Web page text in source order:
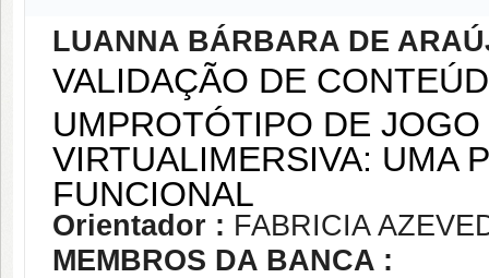
LUANNA BÁRBARA DE
VALIDAÇÃO DE
UMPROTÓTIPO DE
VIRTUALIMERSIVA: UMA
FUNCIONAL
Orientador : FABRICIA
MEMBROS DA BANCA :